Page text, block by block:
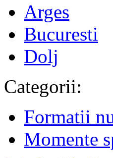
Arges
Bucuresti
Dolj
Categorii:
Formatii
Momente